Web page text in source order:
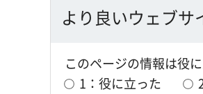
より良いウェブ
このページの情報は役
1：役に立った